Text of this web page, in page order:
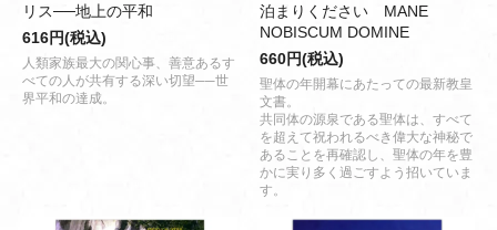
リス──地上の平和
616円(税込)
人類家族最大の関心事、善意あるす
べての人が共有する深い切望──世
界平和の達成。
泊まりください MANE
NOBISCUM DOMINE
660円(税込)
聖体の年開幕にあたっての最新教皇
文書。
共同体の源泉である聖体は、すべて
を超えて祝われるべき偉大な神秘で
あることを再確認し、聖体の年を豊
かに実り多く過ごすよう招いていま
す。